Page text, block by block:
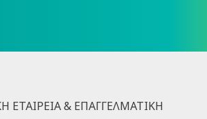
ΕΤΑΙΡΕΙΑ & ΕΠΑΓΓΕΛΜΑΤΙΚΗ